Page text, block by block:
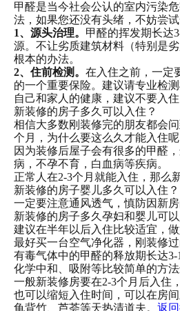
甲醛是当今社会公认的室内污染
法，如果您还没有头绪，不妨尝试
1、源头治理。 甲醛的挥发期长达
源。不让劣质建筑材料（特别是
根本的办法。
2、住前检测。 在入住之前，一定
的一个重要保险。建议请专业检
自己和家人的健康，建议不要入
新装修的房子多久可以入住？
相信大多数刚装修完的朋友都会
个月，为什么要这么久才能入住呢
因为装修后屋子会有很多的甲醛
病，不孕不育，白血病等疾病。
正常人在2-3个月就能入住，那么
新装修的房子婴儿多久可以入住？
一定要注意通风透气，慎防因新
新装修的房子多久孕妇和婴儿可以
建议在半年以后入住比较适宜，
最好买一台空气净化器，刚装修
有毒气体中的甲醛的释放期长达
化学中和、吸附等比较简单的方法
一般新装修房要在2-3个月后入住
也可以缩短入住时间，可以在房
龟背竹、芦荟等天热清道夫。 返